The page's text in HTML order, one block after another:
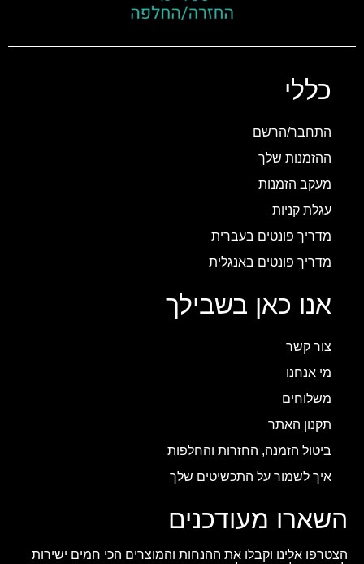
כללי
התחבר/הרשם
ההזמנות שלך
מעקב הזמנות
עגלת קניות
מדריך פונטים בעברית
מדריך פונטים באנגלית
אנו כאן בשבילך
צור קשר
מי אנחנו
משלוחים
תקנון האתר
ביטול הזמנה, החזרות והחלפות
איך לשמור על התכשיטים שלך
השארו מעודכנים
הצטרפו אלינו וקבלו את ההנחות והמוצרים הכי חמים ישירות